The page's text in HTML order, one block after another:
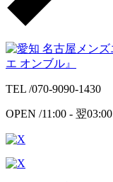
TEL /070-9090-1430
OPEN /11:00 - 翌03:00